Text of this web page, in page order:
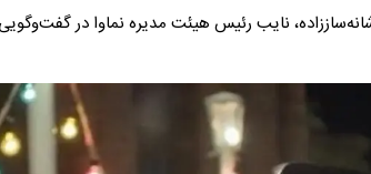
نایب رئیس هیئت مدیره نماوا در گفت‌وگویی